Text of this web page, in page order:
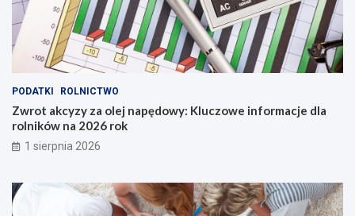
PODATKI ROLNICTWO
Zwrot akcyzy za olej napędowy: Kluczowe informacje dla
rolników na 2026 rok
1 sierpnia 2026